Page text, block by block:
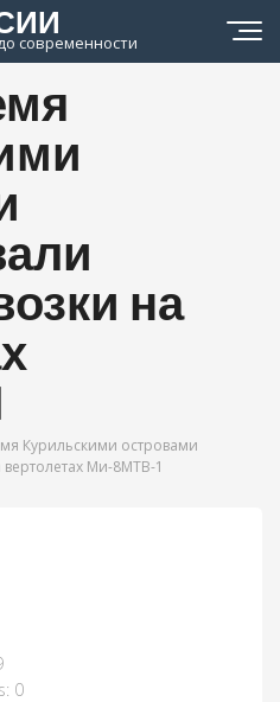
современности
на
Курильскими островами
Ми-8МТВ-1
0